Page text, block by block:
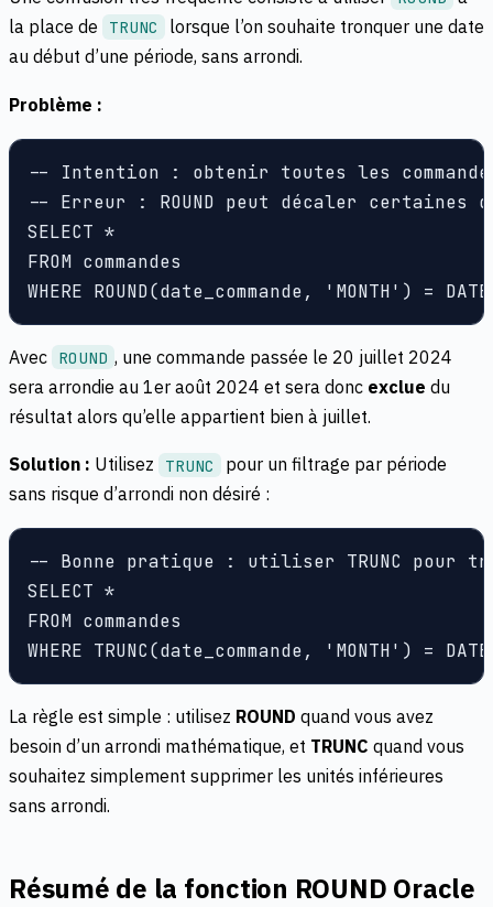
la place de
TRUNC
lorsque l’on souhaite tronquer une date
au début d’une période, sans arrondi.
Problème :
-- Intention : obtenir toutes les
-- Erreur : ROUND peut décaler certaines
SELECT *
FROM commandes
Avec ROUND , une commande passée le 20 juillet 2024
sera arrondie au 1er août 2024 et sera donc exclue du
résultat alors qu’elle appartient bien à juillet.
Solution : Utilisez TRUNC
pour un filtrage par période
sans risque d’arrondi non désiré :
-- Bonne pratique : utiliser TRUNC pour
SELECT *
FROM commandes
La règle est simple : utilisez ROUND quand vous avez
besoin d’un arrondi mathématique, et TRUNC quand vous
souhaitez simplement supprimer les unités inférieures
sans arrondi.
Résumé de la fonction ROUND Oracle